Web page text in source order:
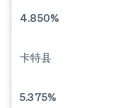
4.850%
卡特县
5.375%